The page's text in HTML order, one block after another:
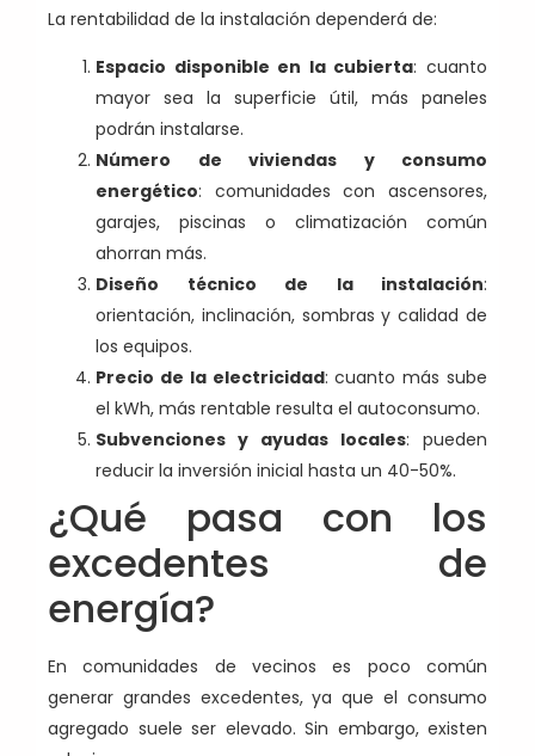
La rentabilidad de la instalación dependerá de:
Espacio disponible en la cubierta: cuanto
mayor sea la superficie útil, más paneles
podrán instalarse.
Número de viviendas y consumo
energético: comunidades con ascensores,
garajes, piscinas o climatización común
ahorran más.
Diseño técnico de la instalación:
orientación, inclinación, sombras y calidad de
los equipos.
Precio de la electricidad: cuanto más sube
el kWh, más rentable resulta el autoconsumo.
Subvenciones y ayudas locales: pueden
reducir la inversión inicial hasta un 40-50%.
¿Qué pasa con los
excedentes de
energía?
En comunidades de vecinos es poco común
generar grandes excedentes, ya que el consumo
agregado suele ser elevado. Sin embargo, existen